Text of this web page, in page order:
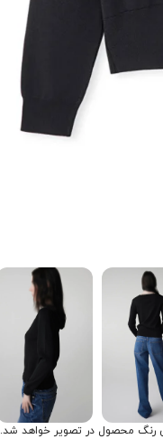
رنگ محصول در تصویر خواهد شد.